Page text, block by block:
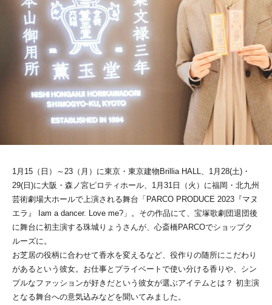
1月15（日）～23（月）に東京・東京建物Brillia HALL、1月28(土)・
29(日)に大阪・森ノ宮ピロティホール、1月31日（火）に福岡・北九州
芸術劇場大ホールで上演される舞台「PARCO PRODUCE 2023『マヌ
エラ』 Iam a dancer. Love me?」。その作品にて、宝塚歌劇団退団後
に舞台に初主演する珠城りょうさんが、心斎橋PARCOでショップク
ルーズに。
お芝居の役柄に合わせて香水を変えるなど、役作りの随所にこだわり
があるという彼女。お仕事とプライベートで使い分ける香りや、シン
プルなファッションが好きだという彼女が選ぶアイテムとは？ 初主演
となる舞台への意気込みなどを聞いてみました。